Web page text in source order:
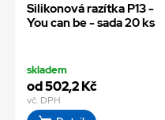
Silikonová razítka P13 -
You can be - sada 20 ks
skladem
od 502,2 Kč
vč. DPH